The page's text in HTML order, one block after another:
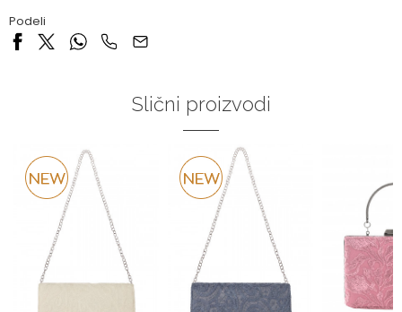
Podeli
Slični proizvodi